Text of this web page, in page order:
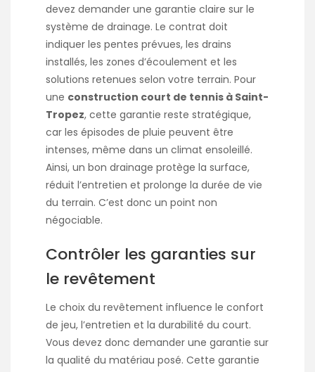
devez demander une garantie claire sur le
système de drainage. Le contrat doit
indiquer les pentes prévues, les drains
installés, les zones d’écoulement et les
solutions retenues selon votre terrain. Pour
une construction court de tennis à Saint-
Tropez, cette garantie reste stratégique,
car les épisodes de pluie peuvent être
intenses, même dans un climat ensoleillé.
Ainsi, un bon drainage protège la surface,
réduit l’entretien et prolonge la durée de vie
du terrain. C’est donc un point non
négociable.
Contrôler les garanties sur
le revêtement
Le choix du revêtement influence le confort
de jeu, l’entretien et la durabilité du court.
Vous devez donc demander une garantie sur
la qualité du matériau posé. Cette garantie